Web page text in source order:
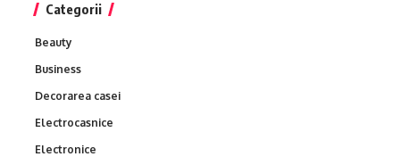
Categorii
Beauty
Business
Decorarea casei
Electrocasnice
Electronice